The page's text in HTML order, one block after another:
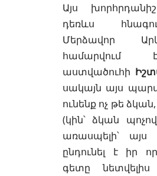
Այս
դեռևս
Մերձավոր
համարվում
աստվածուհի
սակայն այս
ունենք ոչ թե
(կին՝ ձկան
առասպելի՝
ընդունել է իր
գետը